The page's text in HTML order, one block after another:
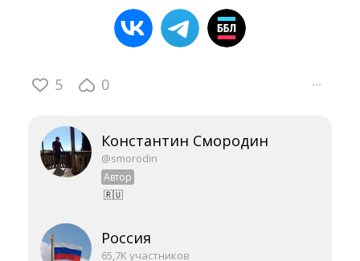
5 0 ···
Константин Смородин
@smorodin
Автор
🇷🇺
Россия
65,7K участников